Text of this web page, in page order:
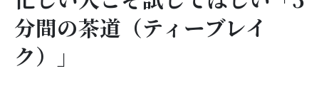
分間の茶道（ティーブレイ
ク）」